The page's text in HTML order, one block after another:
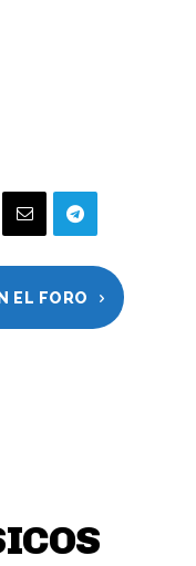
EL FORO